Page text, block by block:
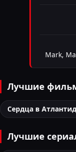
Mark,
Лучшие
Сердца в
Лучшие